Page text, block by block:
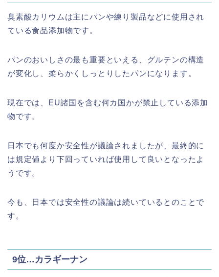
臭素酸カリウムは主にパンや練り製品などに使用され
ている食品添加物です。
パンのおいしさの最も重要といえる、グルテンの構造
が変化し、柔らかくしっとりしたパンになります。
現在では、EU諸国を含む何カ国かが禁止している添加
物です。
日本でも何度か安全性が議論されましたが、最終的に
は規定値より下回っていれば使用して良いとなったよ
うです。
今も、日本では安全性の議論は続いているとのことで
す。
9位…カラギーナン